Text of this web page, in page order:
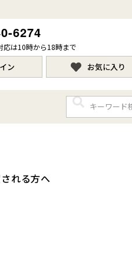
6274
応は10時から18時まで
ン お気に入り
れる方へ